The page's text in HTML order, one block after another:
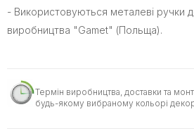
- Використовуються металеві ручки
виробництва "Gamet" (Польща).
Термін виробництва, доставки та
будь-якому вибраному кольорі